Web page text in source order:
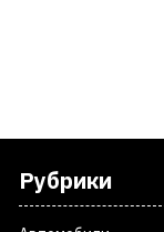
Рубрики